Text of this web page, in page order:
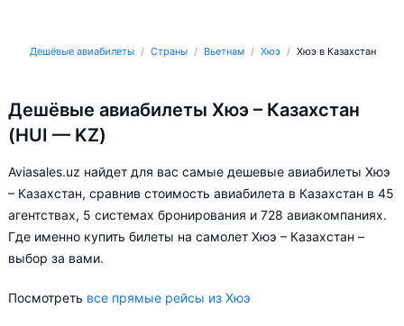
Дешёвые авиабилеты Страны Вьетнам Хюэ Хюэ в Казахстан
Дешёвые авиабилеты Хюэ – Казахстан
(HUI — KZ)
Aviasales.uz найдет для вас самые дешевые авиабилеты Хюэ
– Казахстан, сравнив стоимость авиабилета в Казахстан в 45
агентствах, 5 системах бронирования и 728 авиакомпаниях.
Где именно купить билеты на самолет Хюэ – Казахстан –
выбор за вами.
Посмотреть все прямые рейсы из Хюэ